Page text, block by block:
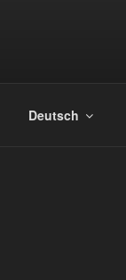
Deutsch